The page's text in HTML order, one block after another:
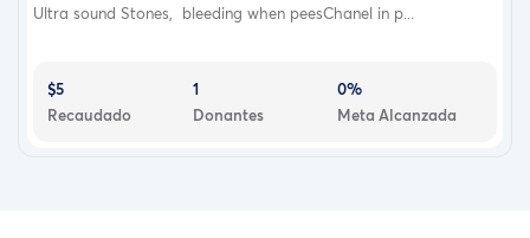
Ultra sound Stones, bleeding when peesChanel in p...
$5
Recaudado
1
Donantes
0%
Meta Alcanzada